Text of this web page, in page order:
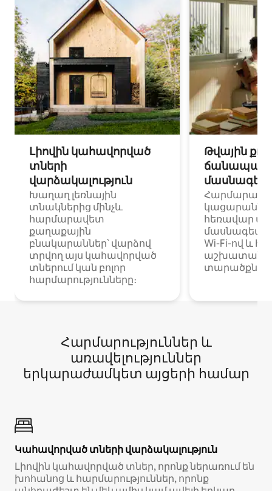
Լիովին կահավորված
տների
վարձակալություն
Խաղաղ լեռնային
տնակներից մինչև
հարմարավետ
քաղաքային
բնակարաններ՝ վարձով
տրվող այս կահավորված
տներում կան բոլոր
հարմարությունները։
Թվային
հեռավար
Wi-Fi-ով և
Հարմարություններ և
առավելություններ
երկարաժամկետ այցերի համար
Կահավորված տների վարձակալություն
Լիովին կահավորված տներ, որոնք ներառում են
խոհանոց և հարմարություններ, որոնք